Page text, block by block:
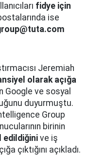
fidye için
ise
Jeremiah
olarak açığa
Google ve sosyal
duyurmuştu.
Group
birinin
edildiğini ve iş
çıktığını açıkladı.